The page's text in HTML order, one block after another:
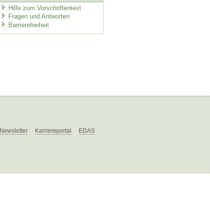
Hilfe zum Vorschriftentext
Fragen und Antworten
Barrierefreiheit
Newsletter Karriereportal EDAS